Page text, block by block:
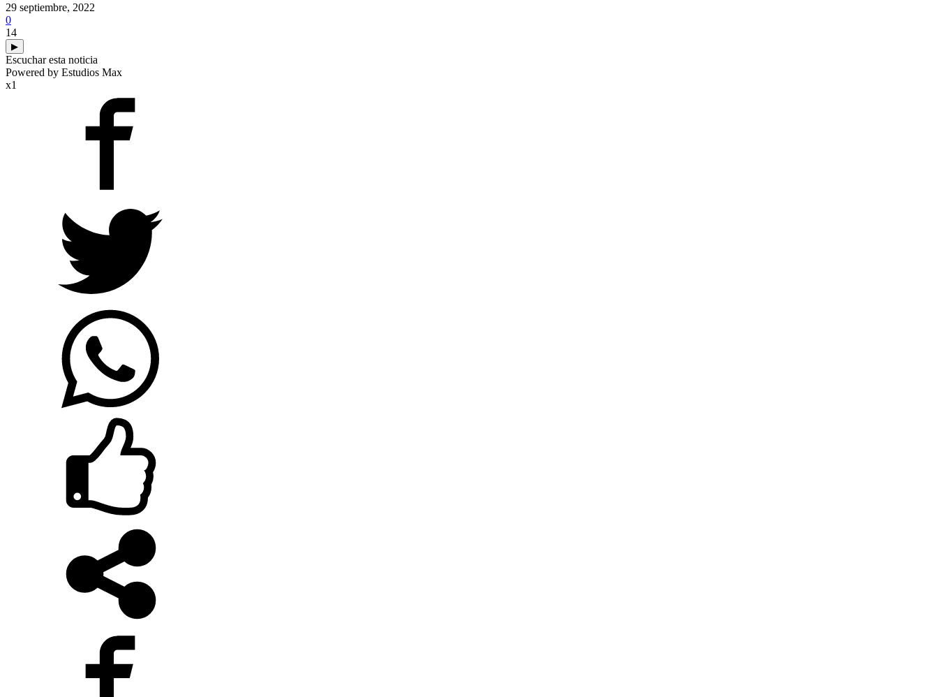
29 septiembre, 2022
0
14
▶
Escuchar esta noticia
Powered by Estudios Max
x1